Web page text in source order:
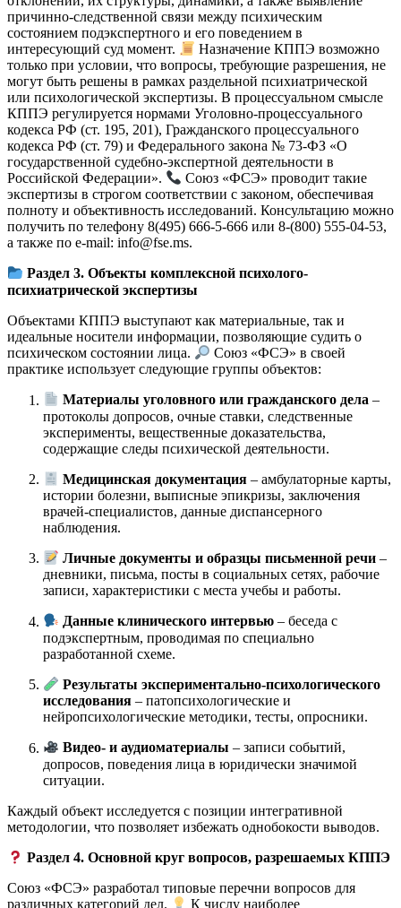
причинно-следственной связи между психическим
состоянием подэкспертного и его поведением в
интересующий суд момент.
Назначение КППЭ возможно
только при условии, что вопросы, требующие разрешения, не
могут быть решены в рамках раздельной психиатрической
или психологической экспертизы. В процессуальном смысле
КППЭ регулируется нормами Уголовно-процессуального
кодекса РФ (ст. 195, 201), Гражданского процессуального
кодекса РФ (ст. 79) и Федерального закона № 73-ФЗ «О
государственной судебно-экспертной деятельности в
Российской Федерации».
Союз «ФСЭ» проводит такие
экспертизы в строгом соответствии с законом, обеспечивая
полноту и объективность исследований. Консультацию можно
получить по телефону 8(495) 666-5-666 или 8-(800) 555-04-53,
а также по e-mail: info@fse.ms.
Раздел 3. Объекты комплексной психолого-
психиатрической экспертизы
Объектами КППЭ выступают как материальные, так и
идеальные носители информации, позволяющие судить о
психическом состоянии лица.
Союз «ФСЭ» в своей
практике использует следующие группы объектов:
Материалы уголовного или гражданского дела –
протоколы допросов, очные ставки, следственные
эксперименты, вещественные доказательства,
содержащие следы психической деятельности.
Медицинская документация – амбулаторные карты,
истории болезни, выписные эпикризы, заключения
врачей-специалистов, данные диспансерного
наблюдения.
Личные документы и образцы письменной речи –
дневники, письма, посты в социальных сетях, рабочие
записи, характеристики с места учебы и работы.
Данные клинического интервью – беседа с
подэкспертным, проводимая по специально
разработанной схеме.
Результаты экспериментально-психологического
исследования – патопсихологические и
нейропсихологические методики, тесты, опросники.
Видео- и аудиоматериалы – записи событий,
допросов, поведения лица в юридически значимой
ситуации.
Каждый объект исследуется с позиции интегративной
методологии, что позволяет избежать однобокости выводов.
Раздел 4. Основной круг вопросов, разрешаемых КППЭ
Союз «ФСЭ» разработал типовые перечни вопросов для
различных категорий дел.
К числу наиболее